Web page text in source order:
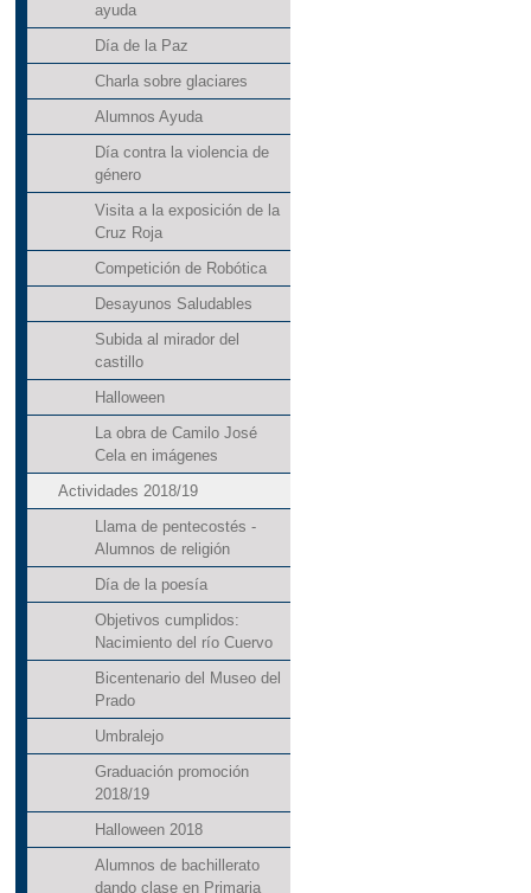
ayuda
Día de la Paz
Charla sobre glaciares
Alumnos Ayuda
Día contra la violencia de
género
Visita a la exposición de la
Cruz Roja
Competición de Robótica
Desayunos Saludables
Subida al mirador del
castillo
Halloween
La obra de Camilo José
Cela en imágenes
Actividades 2018/19
Llama de pentecostés -
Alumnos de religión
Día de la poesía
Objetivos cumplidos:
Nacimiento del río Cuervo
Bicentenario del Museo del
Prado
Umbralejo
Graduación promoción
2018/19
Halloween 2018
Alumnos de bachillerato
dando clase en Primaria